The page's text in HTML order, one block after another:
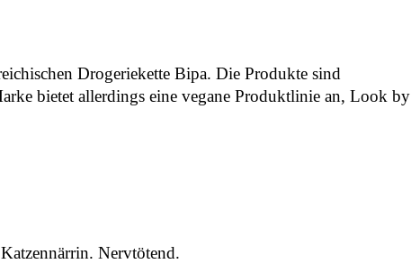
Drogeriekette Bipa. Die Produkte sind
bietet allerdings eine vegane Produktlinie an, Look by
Nervtötend.